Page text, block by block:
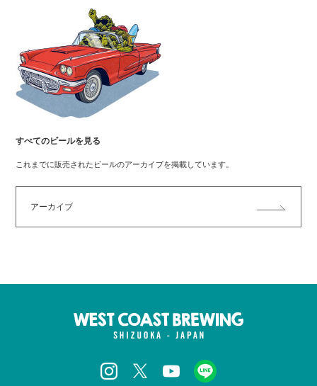
すべてのビールを見る
これまでに販売されたビールのアーカイブを掲載しています。
アーカイブ